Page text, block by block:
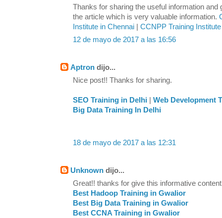
Thanks for sharing the useful information and
the article which is very valuable information.
Institute in Chennai
CCNPP Training
12 de mayo de 2017 a las 16:56
Aptron dijo...
Nice post!! Thanks for sharing.
SEO Training in Delhi
Web Development
Big Data Training In Delhi
18 de mayo de 2017 a las 12:31
Unknown dijo...
Great!! thanks for give this informative
Best Hadoop Training in Gwalior
Best Big Data Training in Gwalior
Best CCNA Training in Gwalior